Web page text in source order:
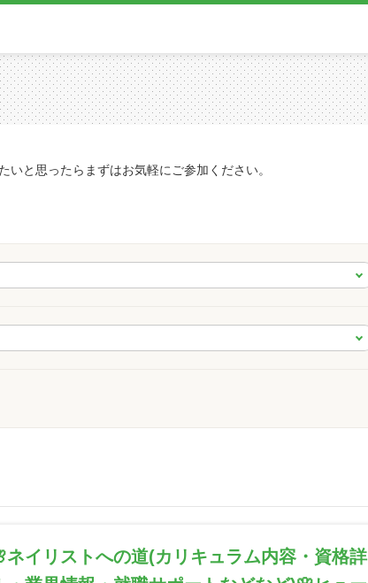
と思ったらまずはお気軽にご参加ください。
ネイリストへの道(カリキュラム内容・資格詳